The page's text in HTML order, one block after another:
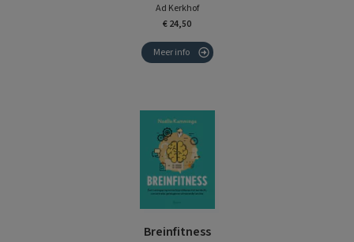
Ad Kerkhof
€ 24,50
Meer info
Breinfitness